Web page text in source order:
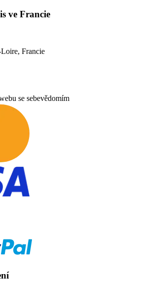
ve Francie
Francie
se sebevědomím